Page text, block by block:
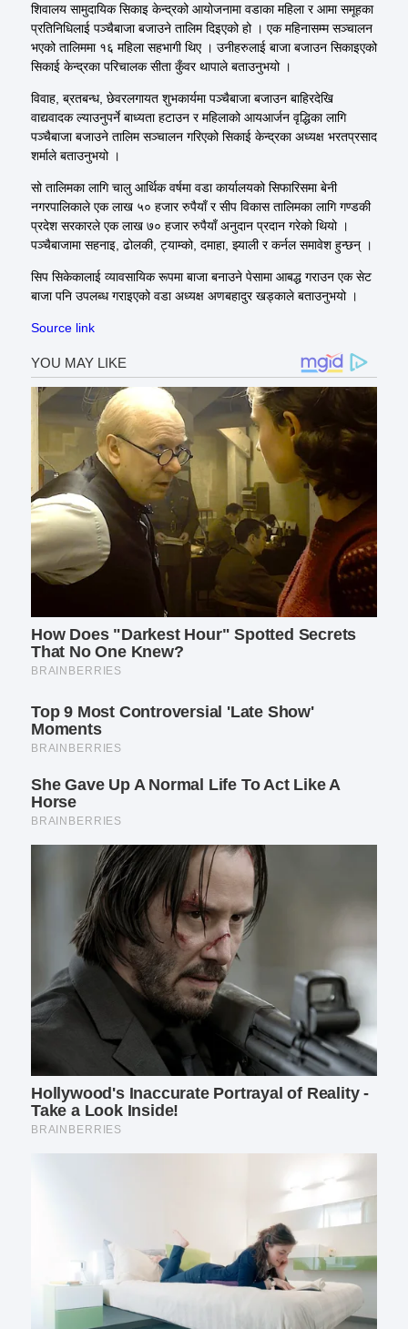
शिवालय सामुदायिक सिकाइ केन्द्रको आयोजनामा वडाका महिला र आमा समूहका
प्रतिनिधिलाई पञ्चैबाजा बजाउने तालिम दिइएको हो । एक महिनासम्म सञ्चालन
भएको तालिममा १६ महिला सहभागी थिए । उनीहरुलाई बाजा बजाउन सिकाइएको
सिकाई केन्द्रका परिचालक सीता कुँवर थापाले बताउनुभयो ।
विवाह, ब्रतबन्ध, छेवरलगायत शुभकार्यमा पञ्चैबाजा बजाउन बाहिरदेखि
वाद्यवादक ल्याउनुपर्ने बाध्यता हटाउन र महिलाको आयआर्जन वृद्धिका लागि
पञ्चैबाजा बजाउने तालिम सञ्चालन गरिएको सिकाई केन्द्रका अध्यक्ष भरतप्रसाद
शर्माले बताउनुभयो ।
सो तालिमका लागि चालु आर्थिक वर्षमा वडा कार्यालयको सिफारिसमा बेनी
नगरपालिकाले एक लाख ५० हजार रुपैयाँ र सीप विकास तालिमका लागि गण्डकी
प्रदेश सरकारले एक लाख ७० हजार रुपैयाँ अनुदान प्रदान गरेको थियो ।
पञ्चैबाजामा सहनाइ, ढोलकी, ट्याम्को, दमाहा, झ्याली र कर्नल समावेश हुन्छन् ।
सिप सिकेकालाई व्यावसायिक रूपमा बाजा बनाउने पेसामा आबद्ध गराउन एक सेट
बाजा पनि उपलब्ध गराइएको वडा अध्यक्ष अणबहादुर खड्काले बताउनुभयो ।
Source link